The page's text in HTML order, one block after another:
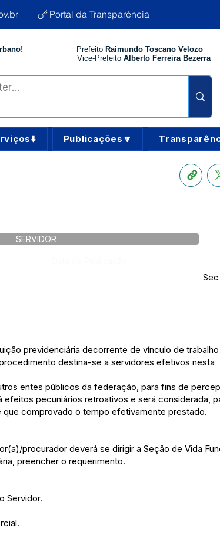
Portal da Transparência
Prefeito Raimundo Toscano Velozo
Vice-Prefeito Alberto Ferreira Bezerra
Publicações🔽
SERVIDOR
previdenciária decorrente de vínculo de trabalho
destina-se a servidores efetivos nesta
entes públicos da federação, para fins de
pecuniários retroativos e será considerada,
comprovado o tempo efetivamente prestado.
procurador deverá se dirigir a Seção de Vida
preencher o requerimento.
Servidor.